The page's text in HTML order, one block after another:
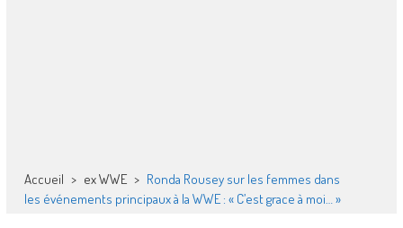
Accueil > ex WWE > Ronda Rousey sur les femmes dans
les événements principaux à la WWE : « C’est grace à moi… »